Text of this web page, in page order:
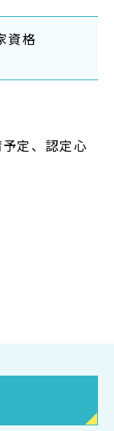
資格
定、認定心